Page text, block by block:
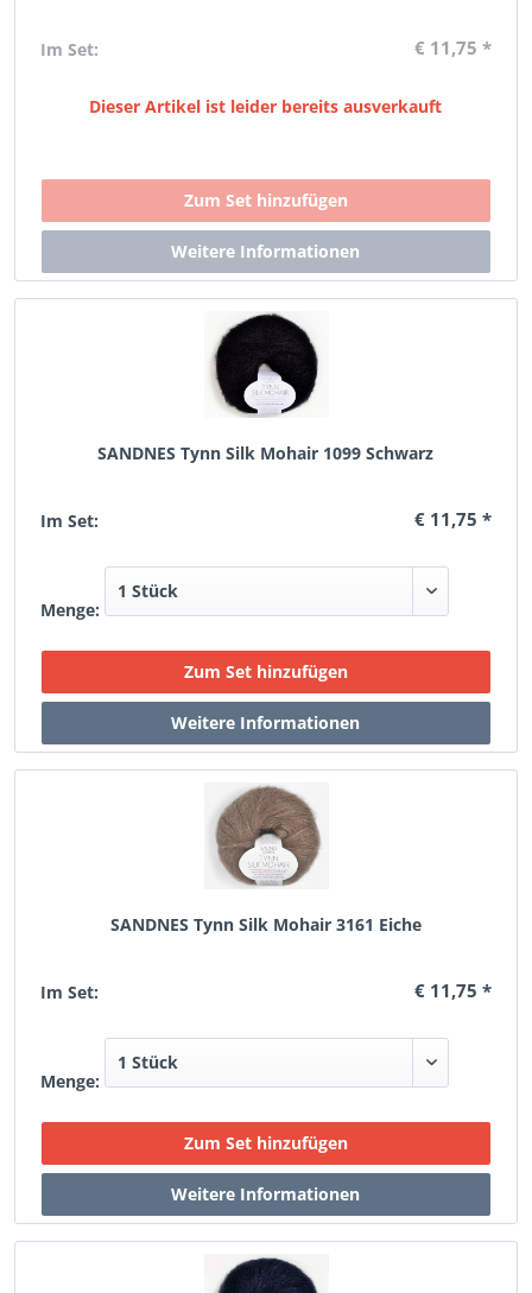
Im Set: € 11,75 *
Dieser Artikel ist leider bereits ausverkauft
SANDNES Tynn Silk Mohair 1099 Schwarz
Im Set: € 11,75 *
Menge:
SANDNES Tynn Silk Mohair 3161 Eiche
Im Set: € 11,75 *
Menge: